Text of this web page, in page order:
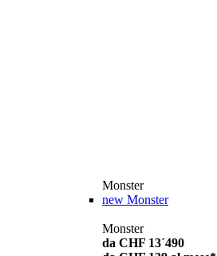
Monster
new Monster
Monster
da CHF 13´490